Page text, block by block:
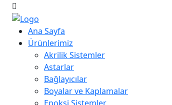
Ana Sayfa
Ürünlerimiz
Akrilik Sistemler
Astarlar
Bağlayıcılar
Boyalar ve Kaplamalar